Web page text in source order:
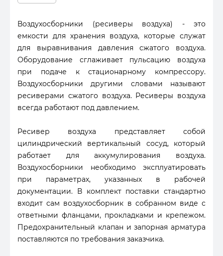
Воздухосборники (ресиверы воздуха) - это
емкости для хранения воздуха, которые служат
для выравнивания давления сжатого воздуха.
Оборудование сглаживает пульсацию воздуха
при подаче к стационарному компрессору.
Воздухосборники другими словами называют
ресиверами сжатого воздуха. Ресиверы воздуха
всегда работают под давлением.
Ресивер воздуха представляет собой
цилиндрический вертикальный сосуд, который
работает для аккумулирования воздуха.
Воздухосборники необходимо эксплуатировать
при параметрах, указанных в рабочей
документации. В комплект поставки стандартно
входит сам воздухосборник в собранном виде с
ответными фланцами, прокладками и крепежом.
Предохранительный клапан и запорная арматура
поставляются по требования заказчика.